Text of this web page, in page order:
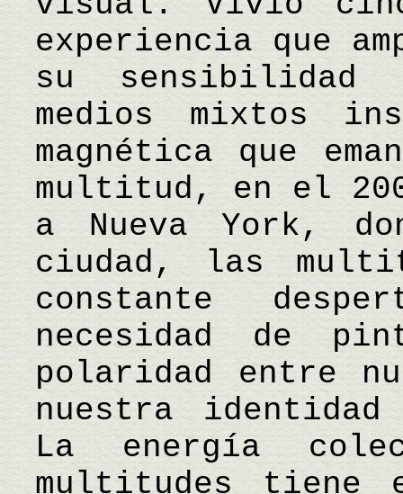
experiencia que
su
medios mixtos
magnética que
multitud, en el
a Nueva York,
ciudad, las
constante
necesidad de
polaridad entre
nuestra
La energía
multitudes